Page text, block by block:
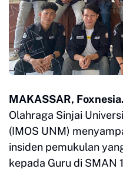
MAKASSAR,
Olahraga Sinjai
(IMOS UNM)
insiden pemukulan
kepada Guru di SMAN